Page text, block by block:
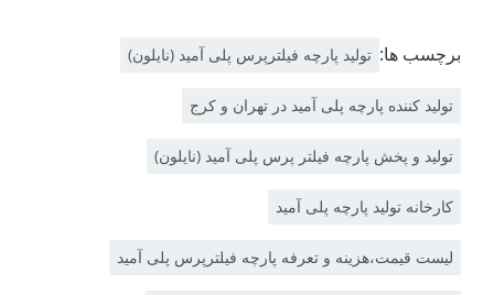
برچسب ها: تولید پارچه فیلترپرس پلی آمید (نایلون)
تولید کننده پارچه پلی آمید در تهران و کرج
تولید و پخش پارچه فیلتر پرس پلی آمید (نایلون)
کارخانه تولید پارچه پلی آمید
لیست قیمت،هزینه و تعرفه پارچه فیلترپرس پلی آمید